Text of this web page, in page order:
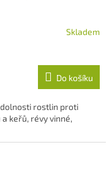
Skladem
Do košíku
rostlin proti
keřů, révy vinné,